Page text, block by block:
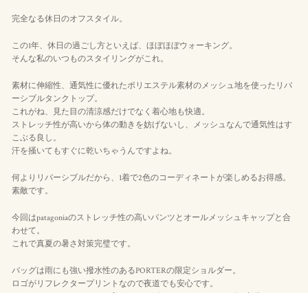
完全なる休日のオフスタイル。
この1年、休日の過ごし方といえば、ほぼほぼウォーキング。
そんな私のいつものスタイリングがこれ。
素材に伸縮性、通気性に優れたポリエステル素材のメッシュ地を使ったリバ
ーシブルタンクトップ。
これがね、見た目の清涼感だけでなく着心地も快適。
ストレッチ性が高いから体の動きを妨げないし、メッシュなんで通気性はす
こぶる良し。
汗を掻いてもすぐに乾いちゃうんですよね。
何よりリバーシブルだから、1着で2色のコーディネートが楽しめるお得感。
素敵です。
今回はpatagoniaのストレッチ性の高いパンツとオールメッシュキャップと合
わせて。
これで真夏の暑さ対策完璧です。
バッグは雨にも強い撥水性のあるPORTERの限定ショルダー。
ロゴがリフレクタープリントなので夜道でも安心です。